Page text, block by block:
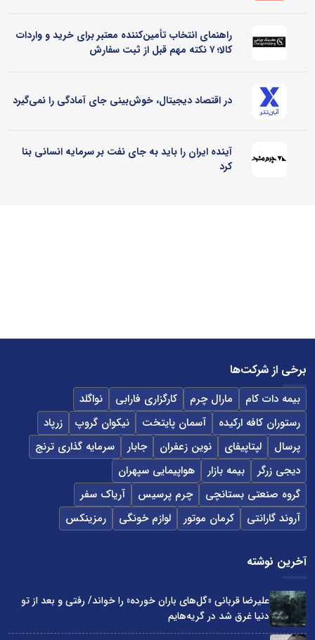
راهنمای انتخاب تأمین‌کننده معتبر برای خرید و واردات
کالا؛ ۷ نکته مهم قبل از ثبت سفارش
در اقتصاد دیجیتال، خوش‌بینی جای آمادگی را نمی‌گیرد
آینده ایران را باید به جای نفت بر سرمایه انسانی بنا
کرد
برخی از شرکت‌ها
بیمه دات کام مارال چرم کارگزاری فارابی
نواگلد
رستوران کافه ارکیده
آسمان پایتخت نیکوان گروپ
زرپاد
پرسال
لپتاپیفای نوین زعفران جابار
سرمایه گذاری ترنج
دیجی زرگر
بیمه بازار
هواپیمایی سپهران
گروه صنعتی بستانچی
چرم پرسیس
آریاک سفر
آروند گارانتی
کرمان موتور لوازم خونگی رمزینکس
آخرین نوشته
علیرضا قربانی «گل‌های باران خورده» را خواند/ رفتی و بعد از تو
دنیا غرق شد در گریه‌هایم